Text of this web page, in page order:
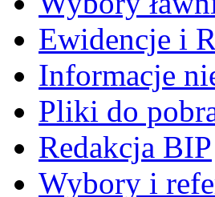
Ewidencje i
Informacje
Pliki do
Redakcja BIP
Wybory i